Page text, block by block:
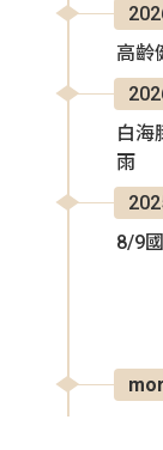
高齡
白海
雨
8/9